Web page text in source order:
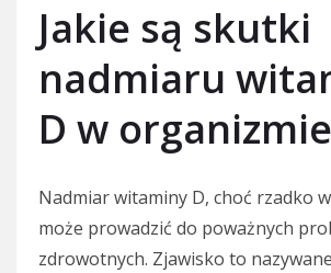
Jakie są skutki
nadmiaru
D w
Nadmiar witaminy D, choć rzadko
może prowadzić do poważnych
zdrowotnych. Zjawisko to